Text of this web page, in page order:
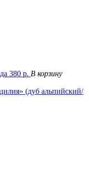
380 р. В корзину
(дуб альпийский/